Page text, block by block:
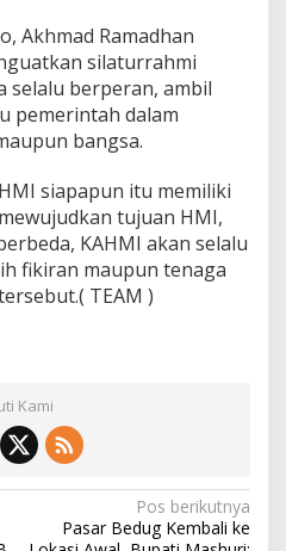
e
a
r
K
A
H
D
a
n
H
M
Akhmad Ramadhan
silaturrahmi
selalu berperan, ambil
pemerintah dalam
bangsa.
siapapun itu memiliki
tujuan HMI,
KAHMI akan selalu
fikiran maupun tenaga
TEAM )
Kami
Pos berikutnya
Pasar Bedug Kembali ke